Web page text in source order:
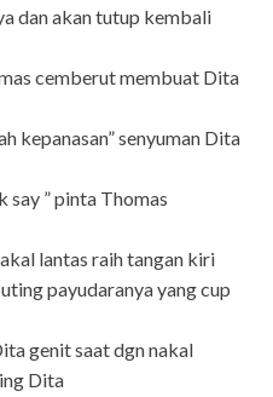
dan akan tutup kembali
cemberut membuat Dita
kepanasan” senyuman Dita
say ” pinta Thomas
lantas raih tangan kiri
payudaranya yang cup
genit saat dgn nakal
Dita